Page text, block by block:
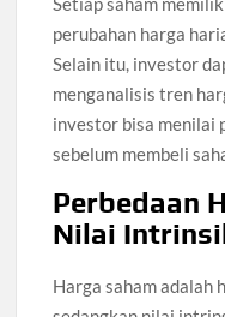
perubahan harga
Selain itu, investor
menganalisis tren
investor bisa menilai
sebelum membeli
Perbedaan
Nilai
Harga saham adalah